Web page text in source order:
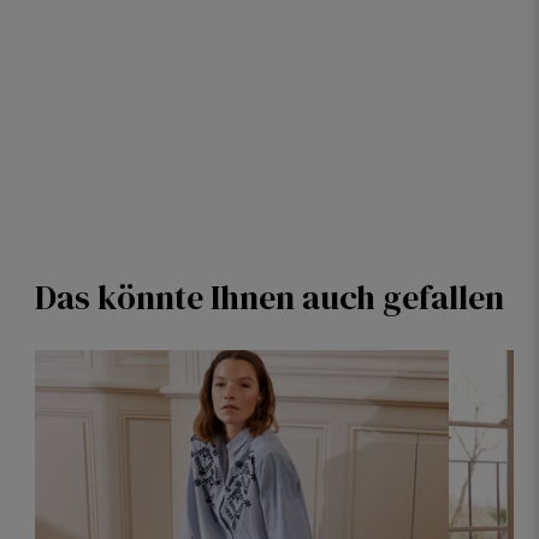
Das könnte Ihnen auch gefallen